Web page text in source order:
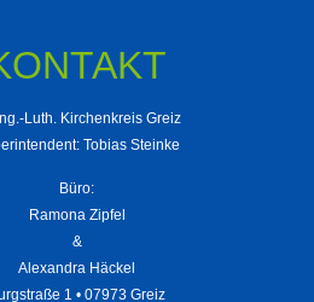
Luth. Kirchenkreis Greiz
Tobias Steinke
Büro:
Ramona Zipfel
&
Alexandra Häckel
1 • 07973 Greiz